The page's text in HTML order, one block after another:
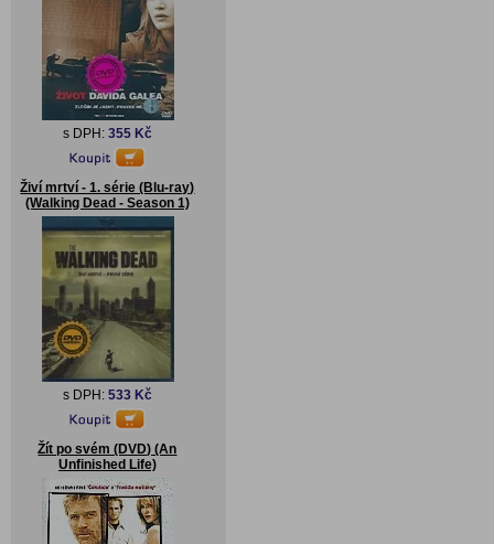
s DPH: 355 Kč
Živí mrtví - 1. série (Blu-ray)
(Walking Dead - Season 1)
s DPH: 533 Kč
Žít po svém (DVD) (An
Unfinished Life)